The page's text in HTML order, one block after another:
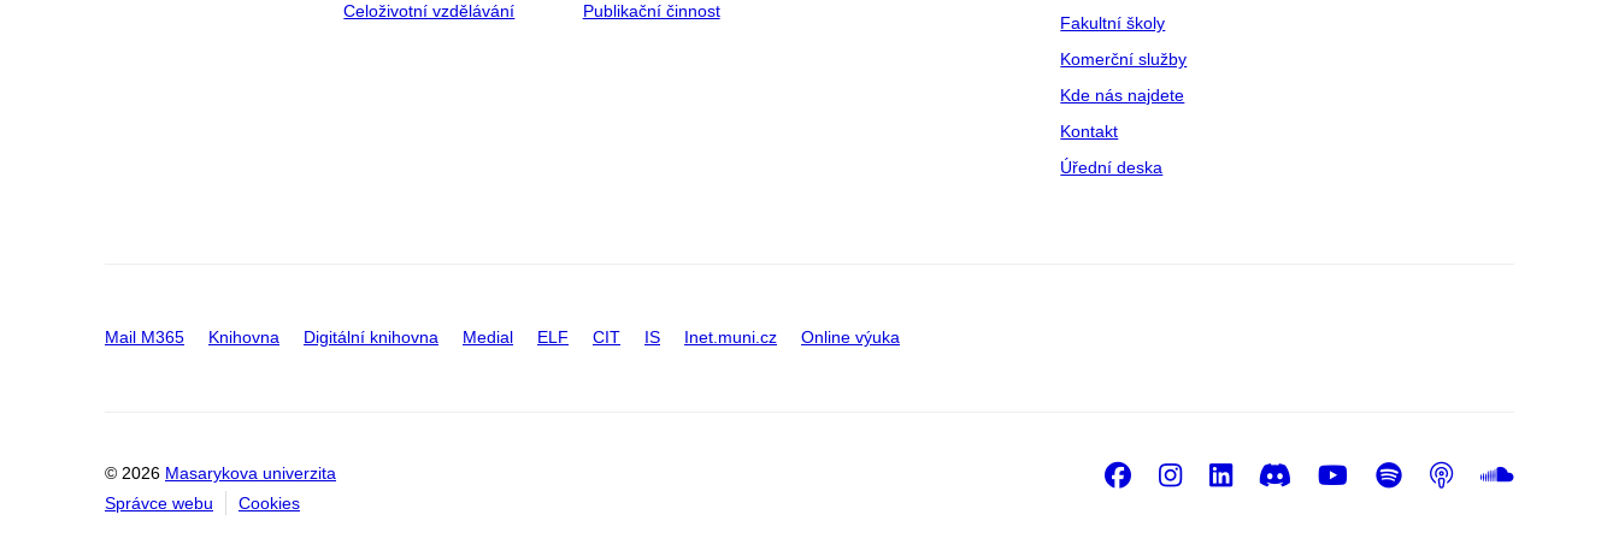
Celoživotní vzdělávání
Publikační činnost
Fakultní školy
Komerční služby
Kde nás najdete
Kontakt
Úřední deska
Mail M365 Knihovna Digitální knihovna Medial ELF CIT IS Inet.muni.cz Online výuka
© 2026 Masarykova univerzita
Správce webu
Cookies
Facebook
Instagram
LinkedIn
DiscordYoutube
Spotify
Podcast